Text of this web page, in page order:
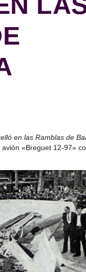
en las Ramblas de
«Breguet 12-97»